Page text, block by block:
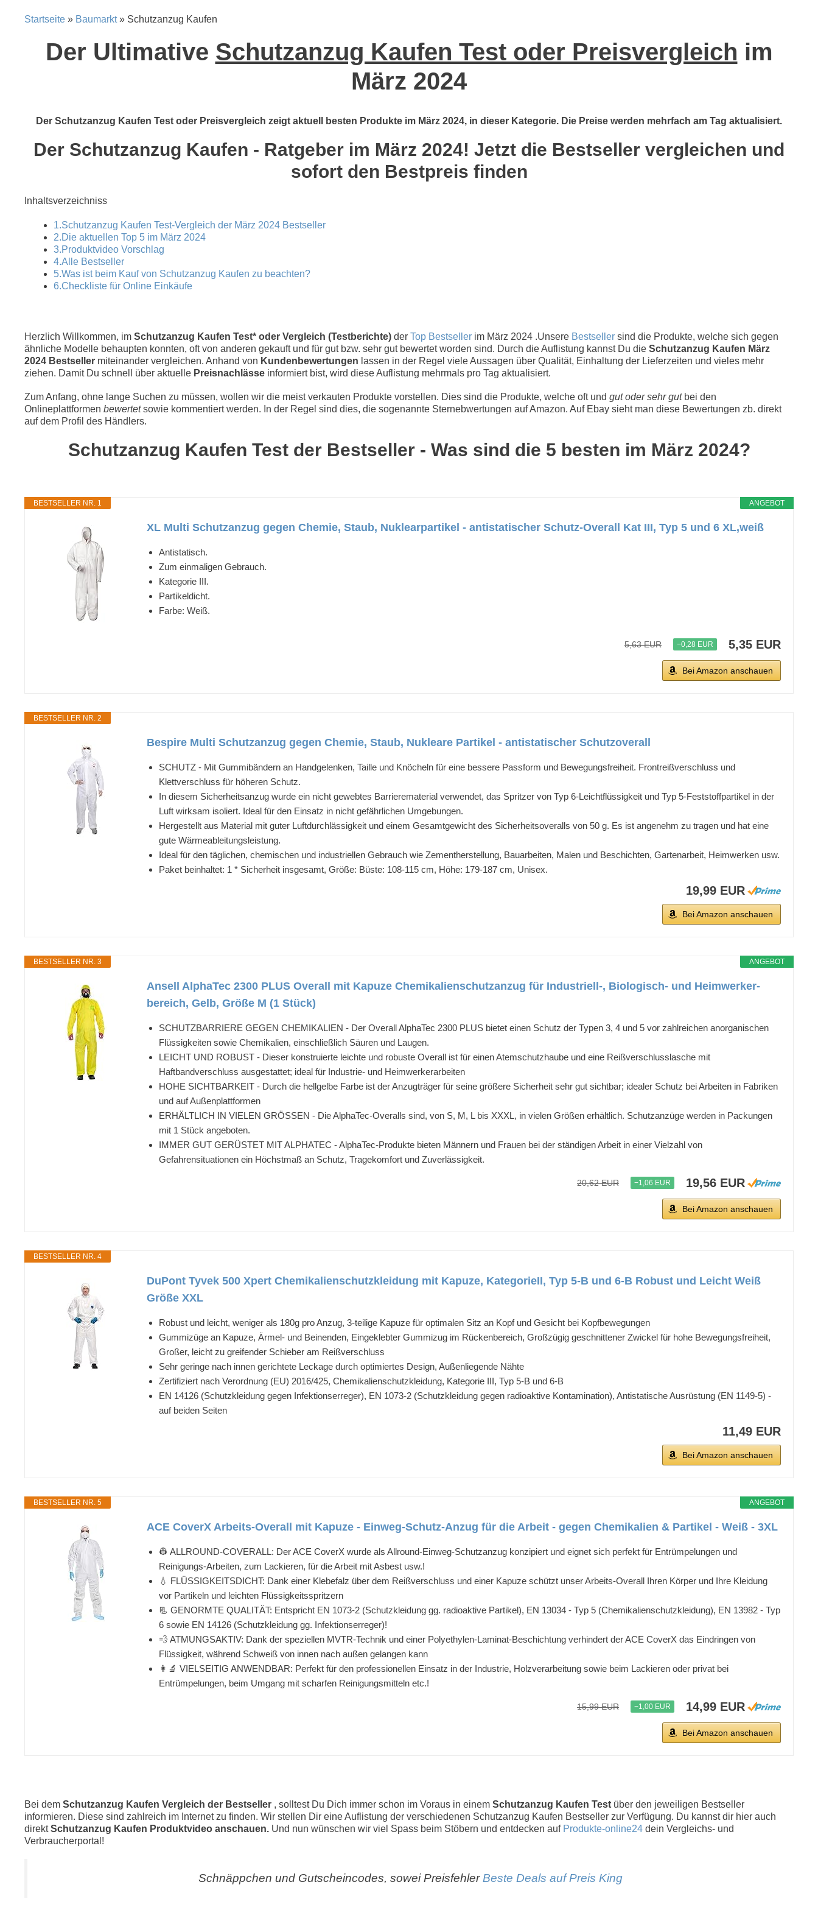
Startseite » Baumarkt» Schutzanzug Kaufen
Der Ultimative Schutzanzug Kaufen Test oder Preisvergleich im
März 2024
Der Schutzanzug Kaufen Test oder Preisvergleich zeigt aktuell besten Produkte im März 2024, in dieser Kategorie. Die Preise werden mehrfach am Tag aktualisiert.
Der Schutzanzug Kaufen - Ratgeber im März 2024! Jetzt die Bestseller vergleichen und
sofort den Bestpreis finden
Inhaltsverzeichniss
1.Schutzanzug Kaufen Test-Vergleich der März 2024 Bestseller
2.Die aktuellen Top 5 im März 2024
3.Produktvideo Vorschlag
4.Alle Bestseller
5.Was ist beim Kauf von Schutzanzug Kaufen zu beachten?
6.Checkliste für Online Einkäufe
Herzlich Willkommen, im Schutzanzug Kaufen Test* oder Vergleich (Testberichte) der Top Bestseller im März 2024 .Unsere Bestseller sind die Produkte, welche sich gegen
ähnliche Modelle behaupten konnten, oft von anderen gekauft und für gut bzw. sehr gut bewertet worden sind. Durch die Auflistung kannst Du die Schutzanzug Kaufen März
2024 Bestseller miteinander vergleichen. Anhand von Kundenbewertungen lassen in der Regel viele Aussagen über Qualität, Einhaltung der Lieferzeiten und vieles mehr
ziehen. Damit Du schnell über aktuelle Preisnachlässe informiert bist, wird diese Auflistung mehrmals pro Tag aktualisiert.
Zum Anfang, ohne lange Suchen zu müssen, wollen wir die meist verkauten Produkte vorstellen. Dies sind die Produkte, welche oft und gut oder sehr gutbei den
Onlineplattformen bewertetsowie kommentiert werden. In der Regel sind dies, die sogenannte Sternebwertungen auf Amazon. Auf Ebay sieht man diese Bewertungen zb. direkt
auf dem Profil des Händlers.
Schutzanzug Kaufen Test der Bestseller - Was sind die 5 besten im März 2024?
ANGEBOT
BESTSELLER NR. 1
XL Multi Schutzanzug gegen Chemie, Staub, Nuklearpartikel - antistatischer Schutz-Overall Kat III, Typ 5 und 6 XL,weiß
Antistatisch.
Zum einmaligen Gebrauch.
Kategorie III.
Partikeldicht.
Farbe: Weiß.
5,63 EUR −0,28 EUR 5,35 EUR
Bei Amazon anschauen
BESTSELLER NR. 2
Bespire Multi Schutzanzug gegen Chemie, Staub, Nukleare Partikel - antistatischer Schutzoverall
SCHUTZ - Mit Gummibändern an Handgelenken, Taille und Knöcheln für eine bessere Passform und Bewegungsfreiheit. Frontreißverschluss und
Klettverschluss für höheren Schutz.
In diesem Sicherheitsanzug wurde ein nicht gewebtes Barrierematerial verwendet, das Spritzer von Typ 6-Leichtflüssigkeit und Typ 5-Feststoffpartikel in der
Luft wirksam isoliert. Ideal für den Einsatz in nicht gefährlichen Umgebungen.
Hergestellt aus Material mit guter Luftdurchlässigkeit und einem Gesamtgewicht des Sicherheitsoveralls von 50 g. Es ist angenehm zu tragen und hat eine
gute Wärmeableitungsleistung.
Ideal für den täglichen, chemischen und industriellen Gebrauch wie Zementherstellung, Bauarbeiten, Malen und Beschichten, Gartenarbeit, Heimwerken usw.
Paket beinhaltet: 1 * Sicherheit insgesamt, Größe: Büste: 108-115 cm, Höhe: 179-187 cm, Unisex.
19,99 EUR
Bei Amazon anschauen
ANGEBOT
BESTSELLER NR. 3
Ansell AlphaTec 2300 PLUS Overall mit Kapuze Chemikalienschutzanzug für Industriell-, Biologisch- und Heimwerker-
bereich, Gelb, Größe M (1 Stück)
SCHUTZBARRIERE GEGEN CHEMIKALIEN - Der Overall AlphaTec 2300 PLUS bietet einen Schutz der Typen 3, 4 und 5 vor zahlreichen anorganischen
Flüssigkeiten sowie Chemikalien, einschließlich Säuren und Laugen.
LEICHT UND ROBUST - Dieser konstruierte leichte und robuste Overall ist für einen Atemschutzhaube und eine Reißverschlusslasche mit
Haftbandverschluss ausgestattet; ideal für Industrie- und Heimwerkerarbeiten
HOHE SICHTBARKEIT - Durch die hellgelbe Farbe ist der Anzugträger für seine größere Sicherheit sehr gut sichtbar; idealer Schutz bei Arbeiten in Fabriken
und auf Außenplattformen
ERHÄLTLICH IN VIELEN GRÖSSEN - Die AlphaTec-Overalls sind, von S, M, L bis XXXL, in vielen Größen erhältlich. Schutzanzüge werden in Packungen
mit 1 Stück angeboten.
IMMER GUT GERÜSTET MIT ALPHATEC - AlphaTec-Produkte bieten Männern und Frauen bei der ständigen Arbeit in einer Vielzahl von
Gefahrensituationen ein Höchstmaß an Schutz, Tragekomfort und Zuverlässigkeit.
20,62 EUR −1,06 EUR 19,56 EUR
Bei Amazon anschauen
BESTSELLER NR. 4
DuPont Tyvek 500 Xpert Chemikalienschutzkleidung mit Kapuze, KategorieII, Typ 5-B und 6-B Robust und Leicht Weiß
Größe XXL
Robust und leicht, weniger als 180g pro Anzug, 3-teilige Kapuze für optimalen Sitz an Kopf und Gesicht bei Kopfbewegungen
Gummizüge an Kapuze, Ärmel- und Beinenden, Eingeklebter Gummizug im Rückenbereich, Großzügig geschnittener Zwickel für hohe Bewegungsfreiheit,
Großer, leicht zu greifender Schieber am Reißverschluss
Sehr geringe nach innen gerichtete Leckage durch optimiertes Design, Außenliegende Nähte
Zertifiziert nach Verordnung (EU) 2016/425, Chemikalienschutzkleidung, Kategorie III, Typ 5-B und 6-B
EN 14126 (Schutzkleidung gegen Infektionserreger), EN 1073-2 (Schutzkleidung gegen radioaktive Kontamination), Antistatische Ausrüstung (EN 1149-5) -
auf beiden Seiten
11,49 EUR
Bei Amazon anschauen
ANGEBOT
BESTSELLER NR. 5
ACE CoverX Arbeits-Overall mit Kapuze - Einweg-Schutz-Anzug für die Arbeit - gegen Chemikalien & Partikel - Weiß - 3XL
👷 ALLROUND-COVERALL: Der ACE CoverX wurde als Allround-Einweg-Schutzanzug konzipiert und eignet sich perfekt für Entrümpelungen und
Reinigungs-Arbeiten, zum Lackieren, für die Arbeit mit Asbest usw.!
💧 FLÜSSIGKEITSDICHT: Dank einer Klebefalz über dem Reißverschluss und einer Kapuze schützt unser Arbeits-Overall Ihren Körper und Ihre Kleidung
vor Partikeln und leichten Flüssigkeitsspritzern
📃 GENORMTE QUALITÄT: Entspricht EN 1073-2 (Schutzkleidung gg. radioaktive Partikel), EN 13034 - Typ 5 (Chemikalienschutzkleidung), EN 13982 - Typ
6 sowie EN 14126 (Schutzkleidung gg. Infektionserreger)!
💨 ATMUNGSAKTIV: Dank der speziellen MVTR-Technik und einer Polyethylen-Laminat-Beschichtung verhindert der ACE CoverX das Eindringen von
Flüssigkeit, während Schweiß von innen nach außen gelangen kann
👩‍🔬 VIELSEITIG ANWENDBAR: Perfekt für den professionellen Einsatz in der Industrie, Holzverarbeitung sowie beim Lackieren oder privat bei
Entrümpelungen, beim Umgang mit scharfen Reinigungsmitteln etc.!
15,99 EUR −1,00 EUR 14,99 EUR
Bei Amazon anschauen
Bei dem Schutzanzug Kaufen Vergleich der Bestseller , solltest Du Dich immer schon im Voraus in einem Schutzanzug Kaufen Test über den jeweiligen Bestseller
informieren. Diese sind zahlreich im Internet zu finden. Wir stellen Dir eine Auflistung der verschiedenen Schutzanzug Kaufen Bestseller zur Verfügung. Du kannst dir hier auch
direktSchutzanzug Kaufen Produktvideo anschauen. Und nun wünschen wir viel Spass beim Stöbern und entdecken auf Produkte-online24 dein Vergleichs- und
Verbraucherportal!
Schnäppchen und Gutscheincodes, sowei Preisfehler Beste Deals auf Preis King